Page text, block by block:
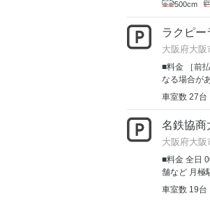
500cm
ラクピー
大阪府大阪
■料金 ［前
なる場合が
車室数 27台
名鉄協商
大阪府大
■料金 全日
舗など 月極
車室数 19台